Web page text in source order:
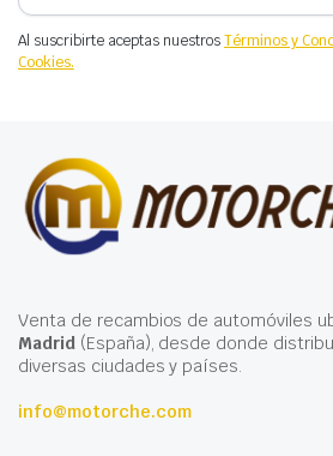
Al suscribirte aceptas nuestrosTérminos y
Cookies.
Venta de recambios de automóviles
Madrid(España), desde donde
diversas ciudades y países.
info@motorche.com